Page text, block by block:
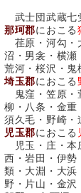
武士団武蔵七
那珂郡におこる
荏原・河勾・
沼・男衾・横瀬
荒河・桜沢・鬼
埼玉郡におこる
鬼窪・笠原・
柳・八条・金重
須久毛・野崎・
児玉郡におこる
児玉・庄・本
西・岩田・伊勢
類・大淵・大浜
野・片山・金